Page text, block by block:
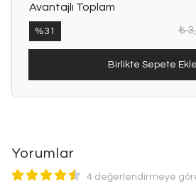
Avantajlı Toplam
%31 ₺
Birlikte Sepete
Yorumlar
4 değerlendirmeye